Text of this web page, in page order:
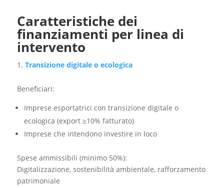
Caratteristiche dei
finanziamenti per linea di
intervento
Transizione digitale o ecologica
Beneficiari:​
Imprese esportatrici con transizione digitale o
ecologica (export ≥10% fatturato)
Imprese che intendono investire in loco
Spese ammissibili (minimo 50%):
Digitalizzazione, sostenibilità ambientale, rafforzamento
patrimoniale